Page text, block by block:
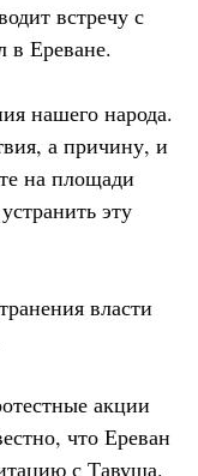
встречу с
в Ереване.
нашего народа.
а причину, и
на площади
эту
власти
акции
что Ереван
с Тавуша.